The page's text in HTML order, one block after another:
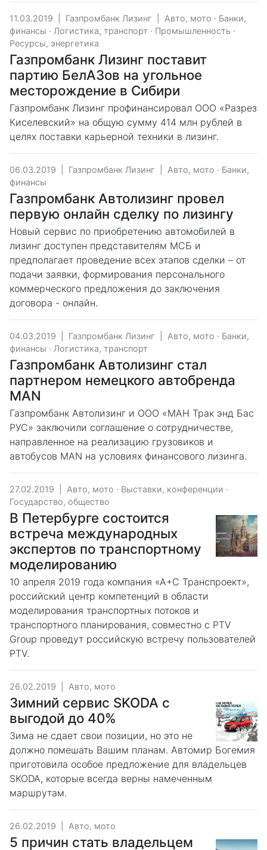
11.03.2019 Газпромбанк Лизинг Авто, мото · Банки,
финансы · Логистика, транспорт · Промышленность ·
Ресурсы, энергетика
Газпромбанк Лизинг поставит
партию БелАЗов на угольное
месторождение в Сибири
Газпромбанк Лизинг профинансировал ООО «Разрез
Киселевский» на общую сумму 414 млн рублей в
целях поставки карьерной техники в лизинг.
06.03.2019 Газпромбанк Лизинг Авто, мото · Банки,
финансы
Газпромбанк Автолизинг провел
первую онлайн сделку по лизингу
Новый сервис по приобретению автомобилей в
лизинг доступен представителям МСБ и
предполагает проведение всех этапов сделки – от
подачи заявки, формирования персонального
коммерческого предложения до заключения
договора - онлайн.
04.03.2019 Газпромбанк Лизинг Авто, мото · Банки,
финансы · Логистика, транспорт
Газпромбанк Автолизинг стал
партнером немецкого автобренда
MAN
Газпромбанк Автолизинг и ООО «МАН Трак энд Бас
РУС» заключили соглашение о сотрудничестве,
направленное на реализацию грузовиков и
автобусов MAN на условиях финансового лизинга.
27.02.2019 Авто, мото · Выставки, конференции ·
Государство, общество
В Петербурге состоится
встреча международных
экспертов по транспортному
моделированию
10 апреля 2019 года компания «А+С Транспроект»,
российский центр компетенций в области
моделирования транспортных потоков и
транспортного планирования, совместно с PTV
Group проведут российскую встречу пользователей
PTV.
26.02.2019 Авто, мото
Зимний сервис SKODA с
выгодой до 40%
Зима не сдает свои позиции, но это не
должно помешать Вашим планам. Автомир Богемия
приготовила особое предложение для владельцев
SKODA, которые всегда верны намеченным
маршрутам.
26.02.2019 Авто, мото
5 причин стать владельцем